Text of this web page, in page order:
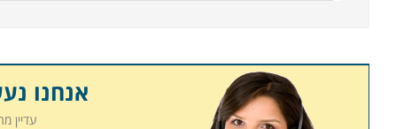
אנחנו
עדיין